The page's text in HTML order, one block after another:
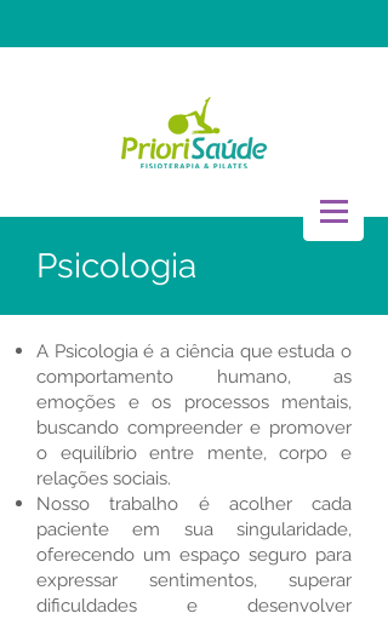
Psicologia
A Psicologia é a ciência que estuda o
comportamento humano, as
emoções e os processos mentais,
buscando compreender e promover
o equilíbrio entre mente, corpo e
relações sociais.
Nosso trabalho é acolher cada
paciente em sua singularidade,
oferecendo um espaço seguro para
expressar sentimentos, superar
dificuldades e desenvolver